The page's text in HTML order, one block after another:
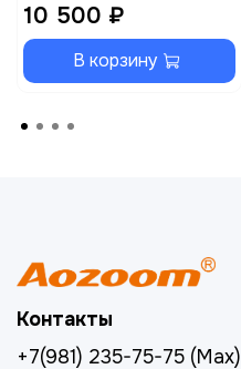
10 500 ₽
В корзину
Контакты
+7(981) 235-75-75 (Max)